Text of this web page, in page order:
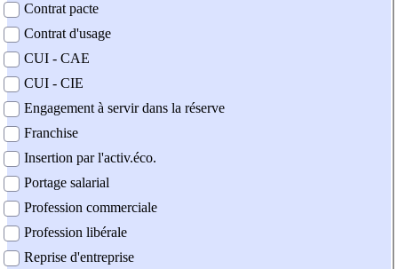
Contrat pacte
Contrat d'usage
CUI - CAE
CUI - CIE
Engagement à servir dans la réserve
Franchise
Insertion par l'activ.éco.
Portage salarial
Profession commerciale
Profession libérale
Reprise d'entreprise